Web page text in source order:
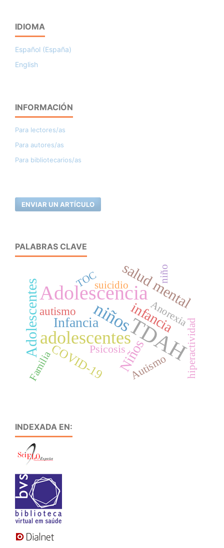
IDIOMA
Español (España)
English
INFORMACIÓN
Para lectores/as
Para autores/as
Para bibliotecarios/as
ENVIAR UN ARTÍCULO
PALABRAS CLAVE
TDAH
Adolescencia
niños
adolescentes
Adolescentes salud mental
Infancia
Niños
infancia
COVID-19
autismo
Autismo
Psicosis
TOC
Familia hiperactividad
suicidio
Anorexia
niño
INDEXADA EN: